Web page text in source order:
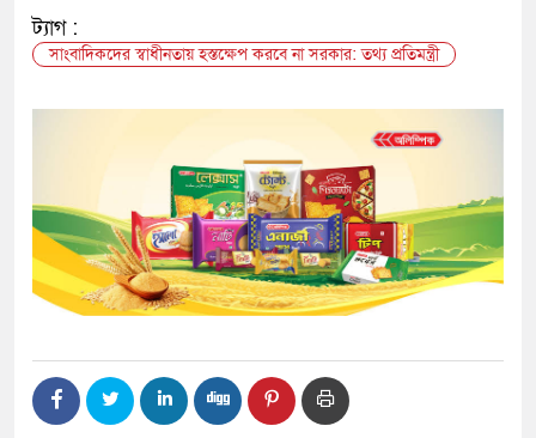
ট্যাগ :
সাংবাদিকদের স্বাধীনতায় হস্তক্ষেপ করবে না সরকার: তথ্য প্রতিমন্ত্রী